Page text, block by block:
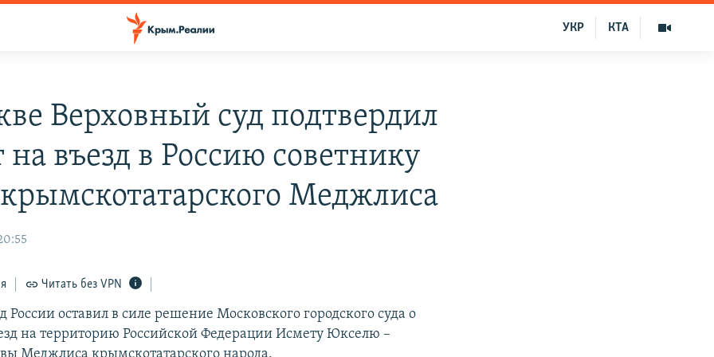
КТА
УКР
Верховный суд подтвердил
на въезд в Россию советнику
Меджлиса
Читать без VPN
России оставил в силе решение Московского городского суда о
на территорию Российской Федерации Исмету Юкселю –